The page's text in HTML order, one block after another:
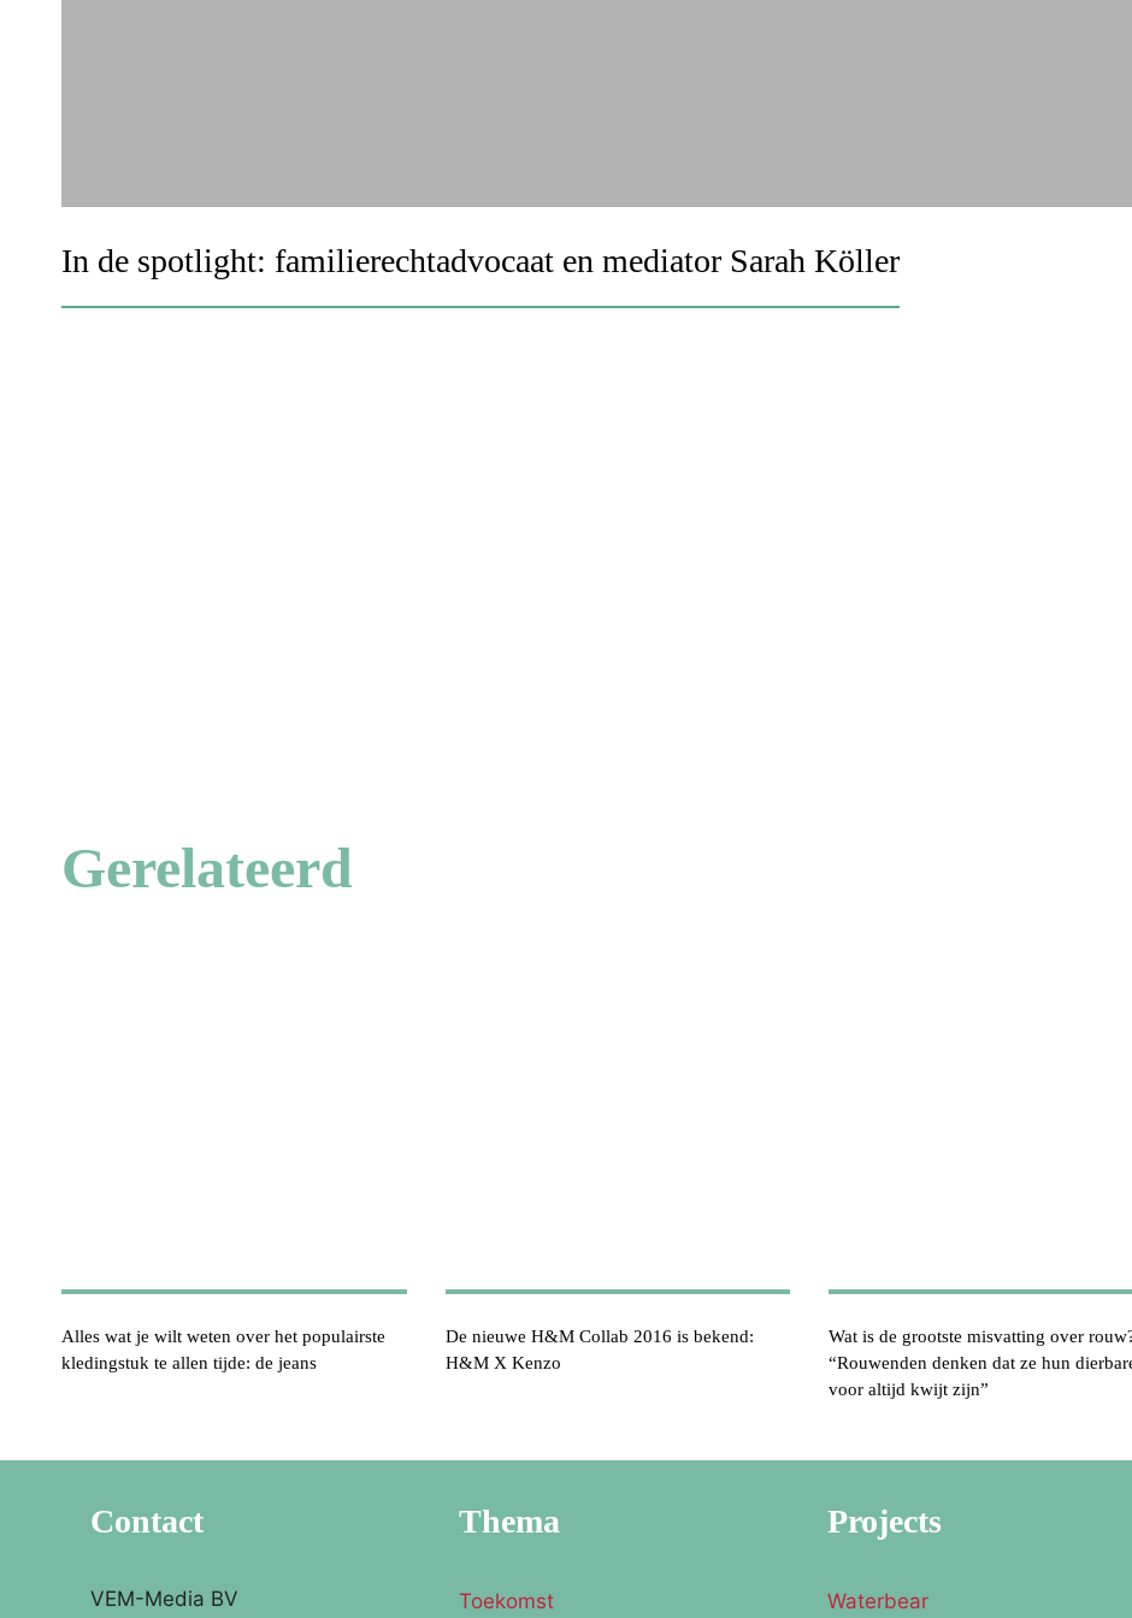
In de spotlight: familierechtadvocaat en mediator Sarah Köller
Gerelateerd
Alles wat je wilt weten over het populairste
kledingstuk te allen tijde: de jeans
De nieuwe H&M Collab 2016 is bekend:
H&M X Kenzo
Wat is de grootste misvatting over
“Rouwenden denken dat ze hun
voor altijd kwijt zijn”
Contact
VEM-Media BV
Thema
Toekomst
Projects
Waterbear